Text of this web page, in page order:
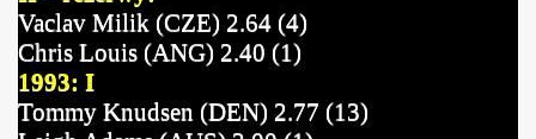
Vaclav Milik (CZE) 2.64 (4)
Chris Louis (ANG) 2.40 (1)
1993: I
Tommy Knudsen (DEN) 2.77 (13)